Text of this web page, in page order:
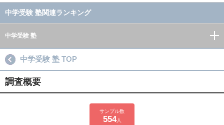
中学受験 塾関連ランキング
中学受験 塾
中学受験 塾 TOP
調査概要
サンプル数
554人